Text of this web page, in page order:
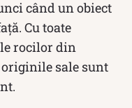
când un obiect
Cu toate
rocilor din
sale sunt